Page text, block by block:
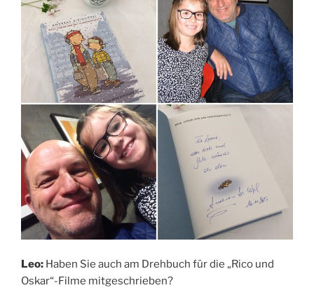
Leo: Haben Sie auch am Drehbuch für die „Rico und
Oskar“-Filme mitgeschrieben?